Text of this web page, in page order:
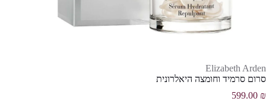
Elizabeth Arden
סרום סרמיד וחומצה היאלרונית
599.00 ₪